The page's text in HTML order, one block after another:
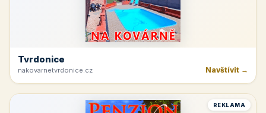
Tvrdonice
nakovarnetvrdonice.cz Navštívit →
REKLAMA